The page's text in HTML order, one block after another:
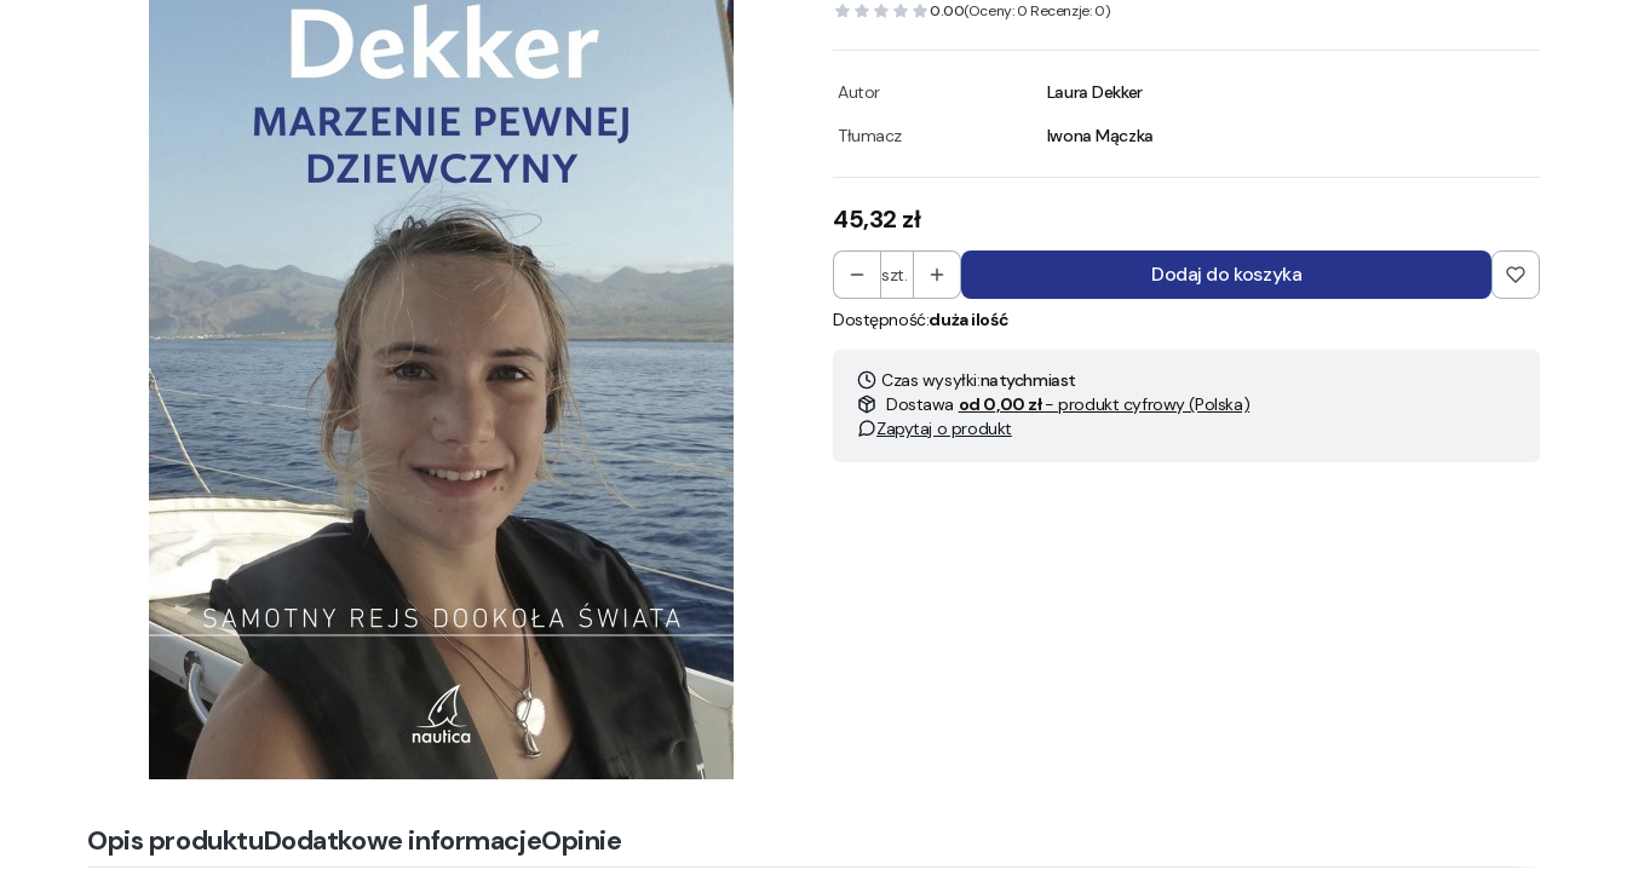
0.00(Oceny: 0 Recenzje: 0)
Autor
Laura Dekker
Tłumacz
Iwona Mączka
Cena
45,32 zł
szt. Dodaj do koszyka
Dostępność:duża ilość
Czas wysyłki:natychmiast
Dostawa od 0,00 zł- produkt cyfrowy (Polska)
Zapytaj o produkt
Opis produktuDodatkowe informacjeOpinie